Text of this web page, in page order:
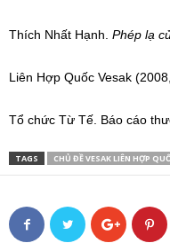
Thích Nhất Hạnh. Phép lạ
Liên Hợp Quốc Vesak
Tổ chức Từ Tế. Báo cáo
TAGS CHỦ ĐỀ VESAK LIÊN HỢP